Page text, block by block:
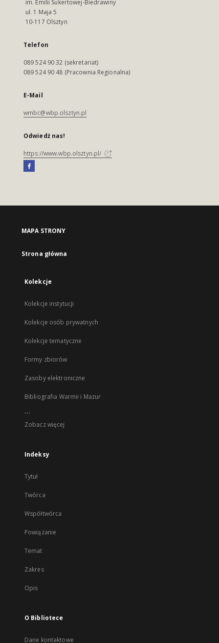
im. Emilii Sukertowej-Biedrawiny
ul. 1 Maja 5
10-117 Olsztyn
Telefon
089 524 90 32 (sekretariat)
089 524 90 48 (Pracownia Regionalna)
E-Mail
wmbc@wbp.olsztyn.pl
Odwiedź nas!
https://www.wbp.olsztyn.pl/
MAPA STRONY
Strona główna
Kolekcje
Kolekcje instytucji
Kolekcje osób prywatnych
Kolekcje tematyczne
Formy zbiorów
Zasoby elektroniczne
Bibliografia Warmii i Mazur
...
Zobacz więcej
Indeksy
Tytuł
Twórca
Współtwórca
Powiązanie
Temat
Zakres
Opis
O Bibliotece
Dane kontaktowe